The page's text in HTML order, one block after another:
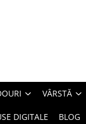
VÂRSTĂ
DIGITALE BLOG